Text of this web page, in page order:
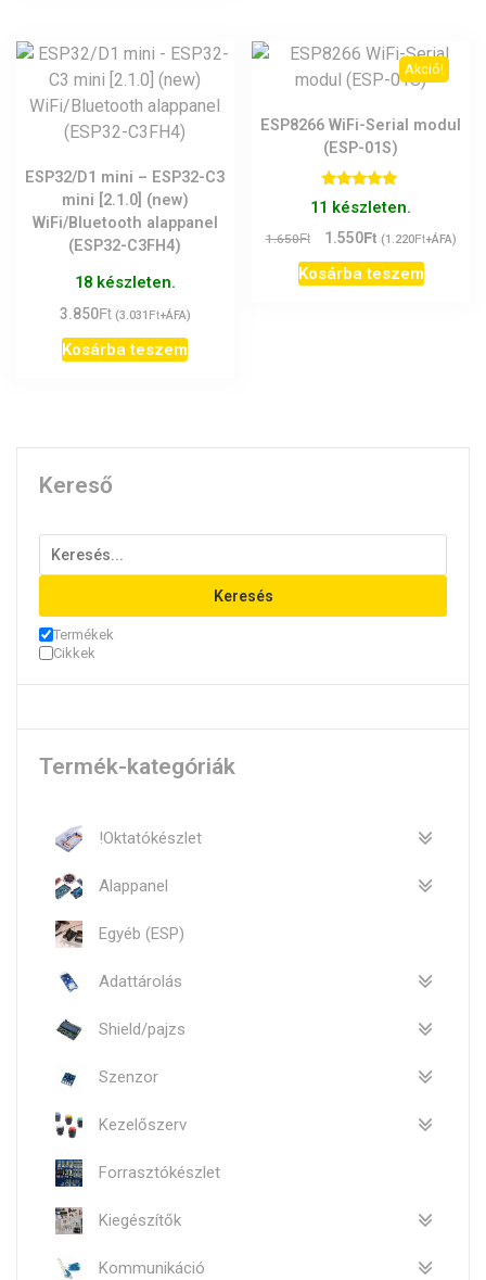
ESP32/D1 mini – ESP32-C3
mini [2.1.0] (new)
WiFi/Bluetooth alappanel
(ESP32-C3FH4)
18 készleten.
3.850Ft (3.031 Ft+ÁFA)
Kosárba teszem
Akció!
ESP8266 WiFi-Serial modul
(ESP-01S)
Értékelés:
5.00
11 készleten.
1.650Ft
Original
price
was:
1.550FtCurrent
price
is:
(1.220Ft+ÁFA)
Kosárba teszem
Kereső
Keresés
Termékek
Cikkek
Termék-kategóriák
!Oktatókészlet
Alappanel
Egyéb (ESP)
Adattárolás
Shield/pajzs
Szenzor
Kezelőszerv
Forrasztókészlet
Kiegészítők
Kommunikáció